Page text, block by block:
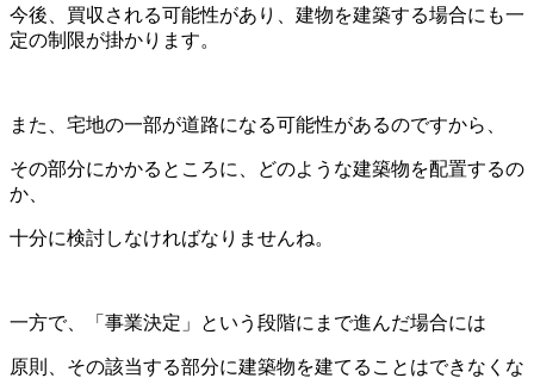
今後、買収される可能性があり、建物を建築する場合にも一
定の制限が掛かります。
また、宅地の一部が道路になる可能性があるのですから、
その部分にかかるところに、どのような建築物を配置するの
か、
十分に検討しなければなりませんね。
一方で、「事業決定」という段階にまで進んだ場合には
原則、その該当する部分に建築物を建てることはできなくな